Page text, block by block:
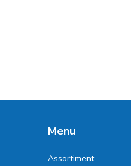
Menu
Assortiment